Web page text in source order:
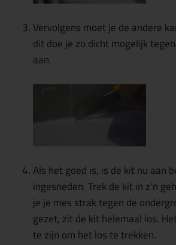
Vervolgens moet je de andere
dit doe je zo dicht mogelijk
aan.
Als het goed is, is de kit nu aan
ingesneden. Trek de kit in z'n
je je mes strak tegen de
gezet, zit de kit helemaal los.
te zijn om het los te trekken.